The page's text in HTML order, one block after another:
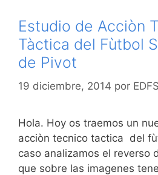
Estudio de Acciòn
Tàctica del Fùtbol
de Pivot
19 diciembre, 2014 por EDFS
Hola. Hoy os traemos un
acciòn tecnico tactica del
caso analizamos el reverso
que sobre las imagenes